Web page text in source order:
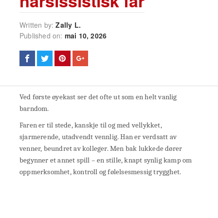
Written by:Zally L.
Published on: mai 10, 2026
Ved første øyekast ser det ofte ut som en helt vanlig
barndom.
Faren er til stede, kanskje til og med vellykket,
sjarmerende, utadvendt vennlig. Han er verdsatt av
venner, beundret av kolleger. Men bak lukkede dører
begynner et annet spill – en stille, knapt synlig kamp om
oppmerksomhet, kontroll og følelsesmessig trygghet.